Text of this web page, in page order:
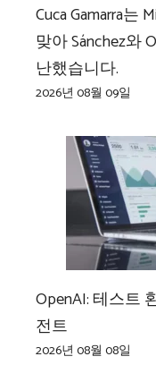
Cuca Gamarra는
맞아 Sánchez와
난했습니다.
2026년 08월 09일
OpenAI: 테스트
전트
2026년 08월 08일